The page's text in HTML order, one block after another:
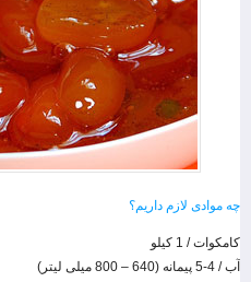
چه موادی لازم داریم؟
کامکوات / 1 کیلو
آب / 4-5 پیمانه (640 – 800 میلی لیتر)